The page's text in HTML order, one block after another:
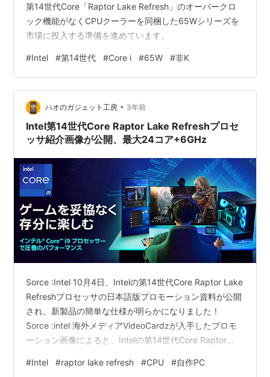
第14世代Core「Raptor Lake Refresh」のオーバークロ
ック機能がなくCPUクーラーを同梱した65Wシリーズを
市場に投入する準備を進めています。
#Intel #第14世代 #Core i #65W #非K
ハオのガジェット工房 • 3年前
Intel第14世代Core Raptor Lake Refreshプロセ
ッサ紹介画像が公開、最大24コア+6GHz
Sorce :Intel 10月4日、Intelの第14世代Core Raptor Lake
Refreshプロセッサの日本語版プロモーション資料が公開
され、新製品の簡単な仕様が明らかになりました！
Sorce :intel 海外メディアVideoCardzが入手したプロモ
ーション画像によると、Intelの第14世代Core Raptor
が、具体的なモデルは明らかにされていない。 新世代プ
#Intel #raptor lake refresh #CPU #自作PC